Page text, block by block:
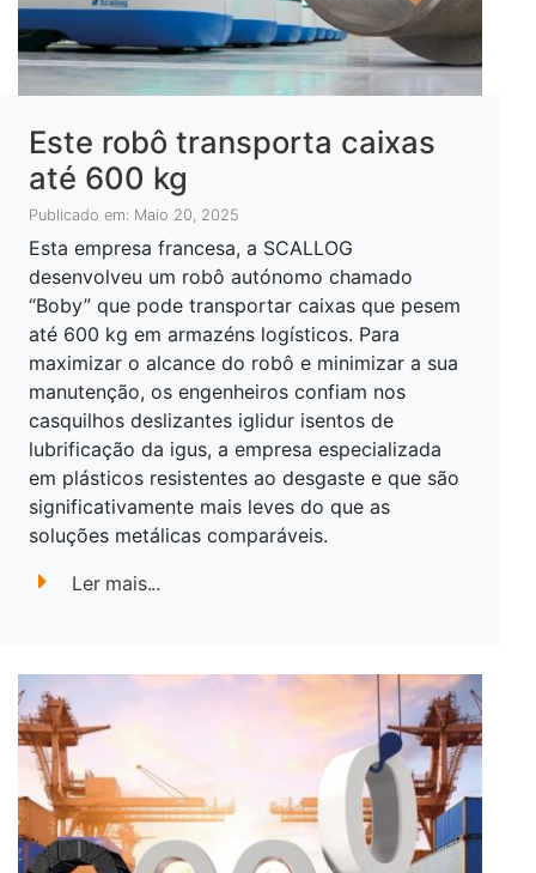
Este robô transporta caixas
até 600 kg
Publicado em: Maio 20, 2025
Esta empresa francesa, a SCALLOG
desenvolveu um robô autónomo chamado
“Boby” que pode transportar caixas que pesem
até 600 kg em armazéns logísticos. Para
maximizar o alcance do robô e minimizar a sua
manutenção, os engenheiros confiam nos
casquilhos deslizantes iglidur isentos de
lubrificação da igus, a empresa especializada
em plásticos resistentes ao desgaste e que são
significativamente mais leves do que as
soluções metálicas comparáveis.
Ler mais...